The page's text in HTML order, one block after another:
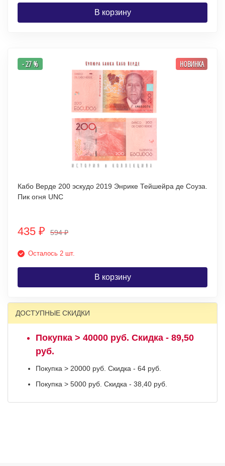
В корзину
- 27 % НОВИНКА
Кабо Верде 200 эскудо 2019 Энрике Тейшейра де Соуза.
Пик огня UNC
435 ₽ 594₽
Осталось 2 шт.
В корзину
ДОСТУПНЫЕ СКИДКИ
Покупка > 40000 руб. Скидка - 89,50
руб.
Покупка > 20000 руб. Скидка - 64 руб.
Покупка > 5000 руб. Скидка - 38,40 руб.